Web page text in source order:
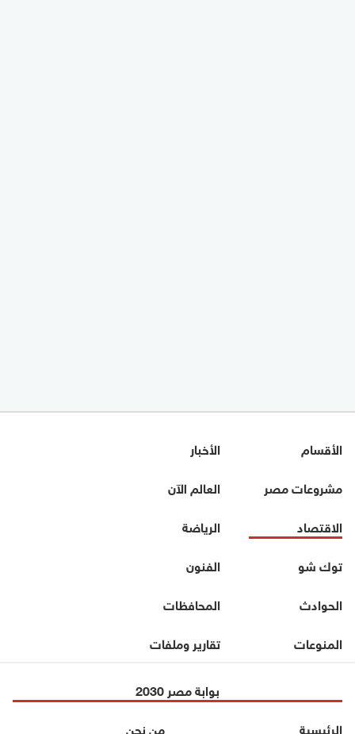
الأقسام
الأخبار
مشروعات مصر
العالم الآن
الاقتصاد
الرياضة
توك شو
الفنون
الحوادث
المحافظات
المنوعات
تقارير وملفات
بوابة مصر 2030
الرئيسية
من نحن